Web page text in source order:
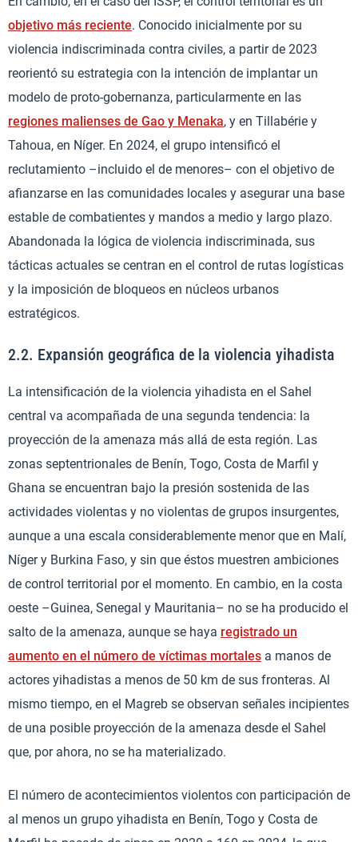
objetivo más reciente. Conocido inicialmente por su
violencia indiscriminada contra civiles, a partir de 2023
reorientó su estrategia con la intención de implantar un
modelo de proto-gobernanza, particularmente en las
regiones malienses de Gao y Menaka, y en Tillabérie y
Tahoua, en Níger. En 2024, el grupo intensificó el
reclutamiento –incluido el de menores– con el objetivo de
afianzarse en las comunidades locales y asegurar una base
estable de combatientes y mandos a medio y largo plazo.
Abandonada la lógica de violencia indiscriminada, sus
tácticas actuales se centran en el control de rutas logísticas
y la imposición de bloqueos en núcleos urbanos
estratégicos.
2.2. Expansión geográfica de la violencia yihadista
La intensificación de la violencia yihadista en el Sahel
central va acompañada de una segunda tendencia: la
proyección de la amenaza más allá de esta región. Las
zonas septentrionales de Benín, Togo, Costa de Marfil y
Ghana se encuentran bajo la presión sostenida de las
actividades violentas y no violentas de grupos insurgentes,
aunque a una escala considerablemente menor que en Malí,
Níger y Burkina Faso, y sin que éstos muestren ambiciones
de control territorial por el momento. En cambio, en la costa
oeste –Guinea, Senegal y Mauritania– no se ha producido el
salto de la amenaza, aunque se haya registrado un
aumento en el número de víctimas mortales a manos de
actores yihadistas a menos de 50 km de sus fronteras. Al
mismo tiempo, en el Magreb se observan señales incipientes
de una posible proyección de la amenaza desde el Sahel
que, por ahora, no se ha materializado.
El número de acontecimientos violentos con participación de
al menos un grupo yihadista en Benín, Togo y Costa de